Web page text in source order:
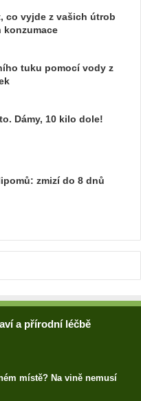
co vyjde z vašich útrob
konzumace
tuku pomocí vody z
Dámy, 10 kilo dole!
zmizí do 8 dnů
a přírodní léčbě
místě? Na vině nemusí